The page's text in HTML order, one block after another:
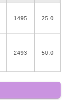
1495 25.0
2493 50.0